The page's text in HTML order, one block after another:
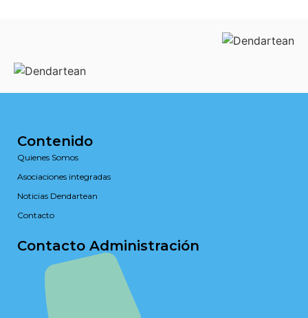
Contenido
Quienes Somos
Asociaciones integradas
Noticias Dendartean
Contacto
Contacto Administración